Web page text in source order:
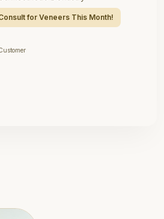
for Veneers This Month!